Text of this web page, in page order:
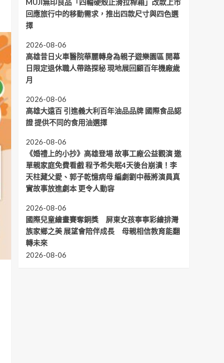
MUJI無印良品「四輪硬殼止滑拉桿箱」改款上市
回應旅行中的移動需求，推出四款尺寸與四色選
擇
2026-08-06
高雄昔日火車醫院華麗轉身為親子遊樂園區 開幕
日限定退休職人帶路探秘 現地展回顧百年機廠歲
月
2026-08-06
高雄大遠百 引進義大利百年油品品牌 國際食品認
證 提供不同的食用油選擇
2026-08-06
《婚禮上的小抄》高雄登場 故事工廠公益觀演 邀
單親家庭免費看戲 程予希失眠4天後台崩潰！李
天柱藏父愛、郭子乾憶病母 編劇劉中薇將演員真
實故事放進劇本 更令人動容
2026-08-06
國際兒童繪畫賽奪銅獎 屏東女孩寧寧彩繪排灣
族家鄉之美 展望會陪伴成長 母親相信教育能翻
轉未來
2026-08-06